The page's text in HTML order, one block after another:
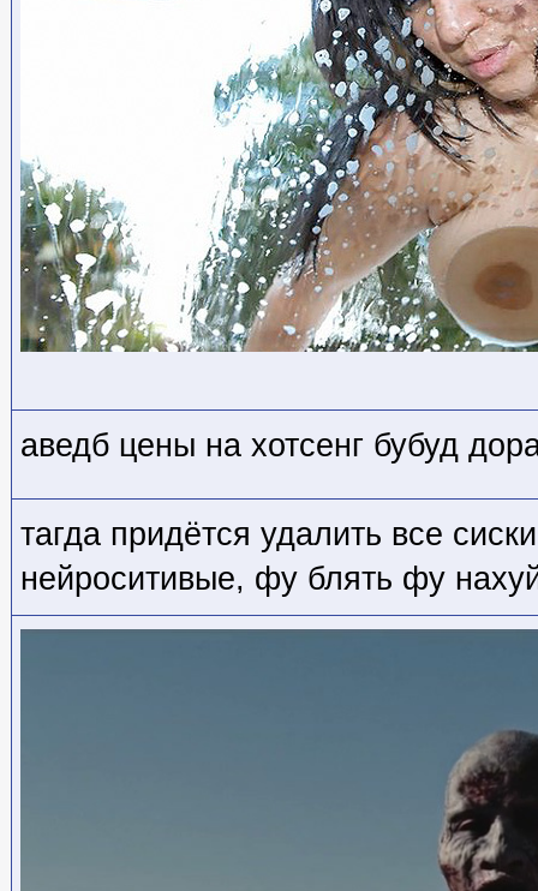
аведб цены на хотсенг бубуд
тагда придётся удалить все
нейроситивые, фу блять фу